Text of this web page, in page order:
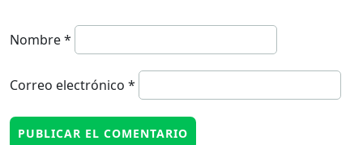
Nombre*
Correo electrónico *